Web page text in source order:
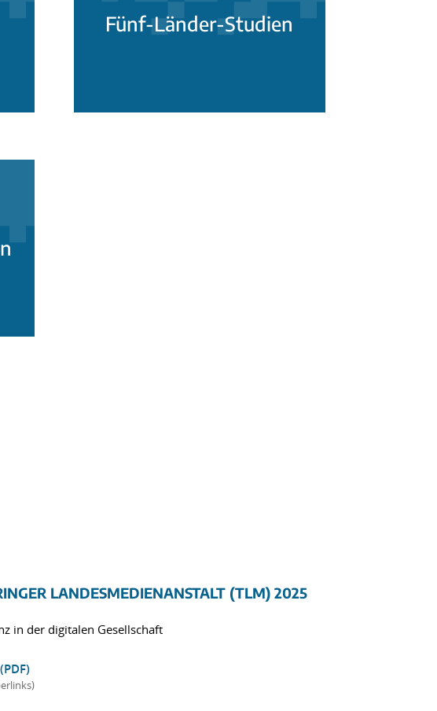
Fünf-Länder-Studien
LANDESMEDIENANSTALT (TLM) 2025
in der digitalen Gesellschaft